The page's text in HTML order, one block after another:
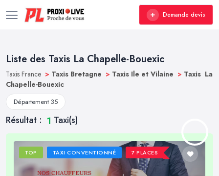
Demande devis
Liste des Taxis La Chapelle-Bouexic
Taxis France > Taxis Bretagne > Taxis Ile et Vilaine > Taxis La
Chapelle-Bouexic
Département 35
Résultat : 1 Taxi(s)
TOP TAXI CONVENTIONNÉ 7 PLACES